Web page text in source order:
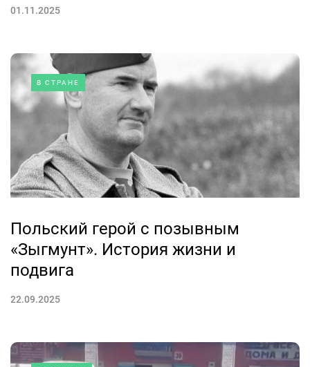
01.11.2025
В СТРАНЕ
Польский герой с позывным
«Зыгмунт». История жизни и
подвига
22.09.2025